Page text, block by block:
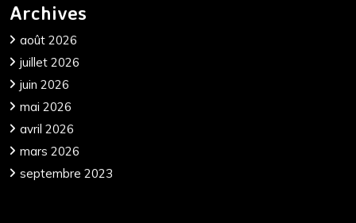
Archives
août 2026
juillet 2026
juin 2026
mai 2026
avril 2026
mars 2026
septembre 2023